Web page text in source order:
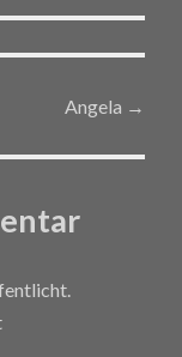
Angela →